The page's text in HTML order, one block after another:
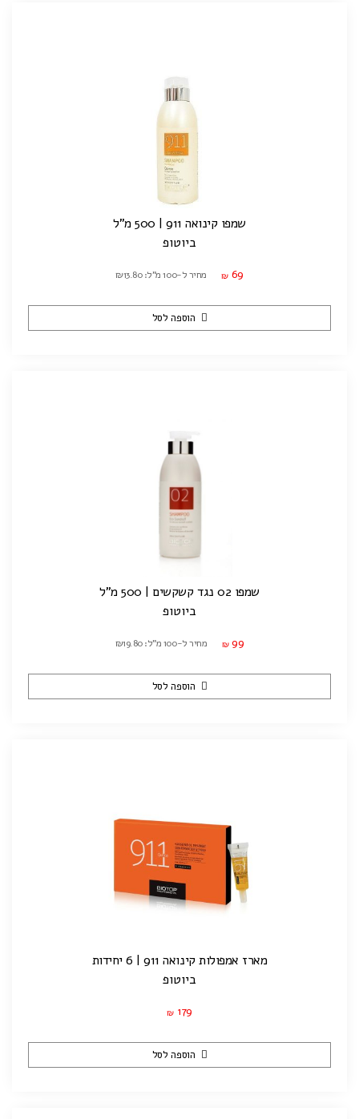
שמפו קינואה 911 | 500 מ"ל
ביוטופ
₪ 69 מחיר ל-100 מ"ל: ₪13.80
הוספה לסל
שמפו 02 נגד קשקשים | 500 מ"ל
ביוטופ
₪ 99 מחיר ל-100 מ"ל: ₪19.80
הוספה לסל
מארז אמפולות קינואה 911 | 6 יחידות
ביוטופ
₪ 179
הוספה לסל